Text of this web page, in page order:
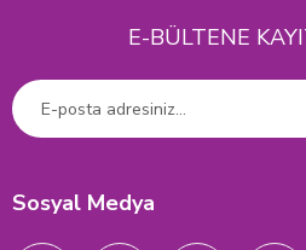
E-BÜLTENE
Sosyal Medya